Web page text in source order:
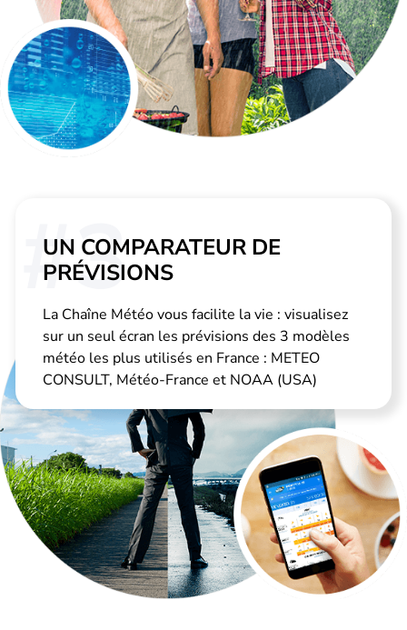
UN COMPARATEUR DE
PRÉVISIONS
La Chaîne Météo vous facilite la vie : visualisez
sur un seul écran les prévisions des 3 modèles
météo les plus utilisés en France : METEO
CONSULT, Météo-France et NOAA (USA)
#3